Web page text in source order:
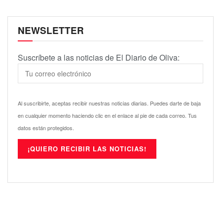
NEWSLETTER
Suscríbete a las noticias de El Diario de Oliva:
Al suscribirte, aceptas recibir nuestras noticias diarias. Puedes darte de baja
en cualquier momento haciendo clic en el enlace al pie de cada correo. Tus
datos están protegidos.